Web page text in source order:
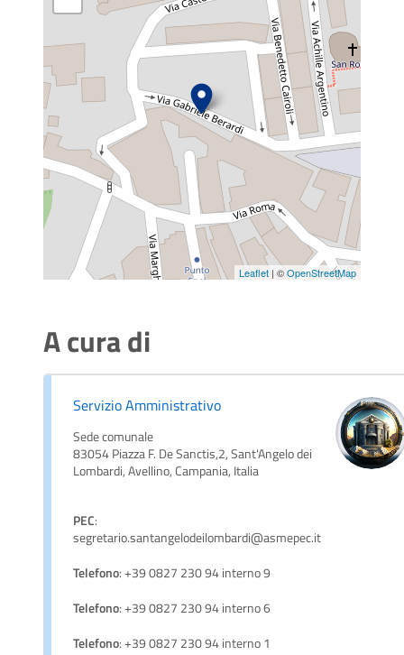
Leaflet | ©OpenStreetMap
A cura di
Servizio Amministrativo
Sede comunale
83054 Piazza F. De Sanctis,2, Sant'Angelo dei
Lombardi, Avellino, Campania, Italia
PEC:
segretario.santangelodeilombardi@asmepec.it
Telefono: +39 0827 230 94 interno 9
Telefono: +39 0827 230 94 interno 6
Telefono: +39 0827 230 94 interno 1